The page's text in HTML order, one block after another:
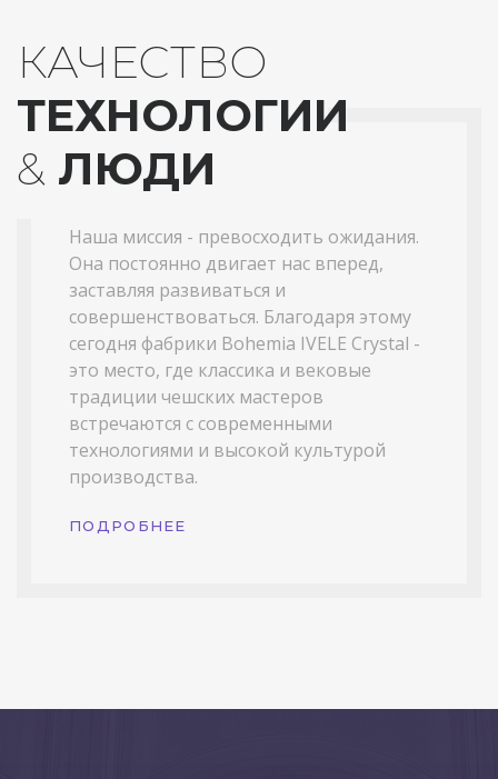
КАЧЕСТВО
ТЕХНОЛОГИИ
& ЛЮДИ
Наша миссия - превосходить ожидания.
Она постоянно двигает нас вперед,
заставляя развиваться и
совершенствоваться. Благодаря этому
сегодня фабрики Bohemia IVELE Crystal -
это место, где классика и вековые
традиции чешских мастеров
встречаются с современными
технологиями и высокой культурой
производства.
ПОДРОБНЕЕ